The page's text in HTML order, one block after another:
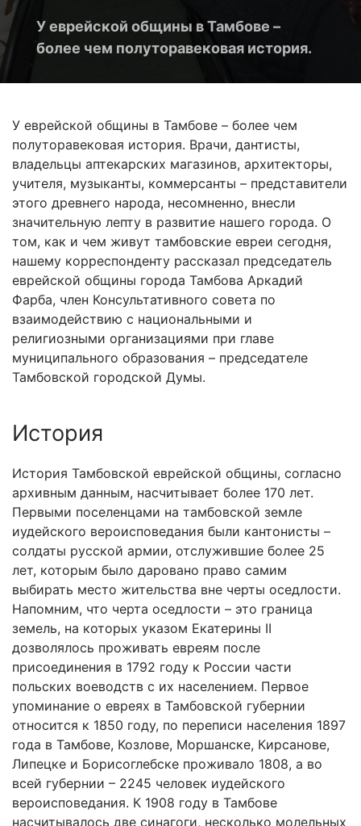
У еврейской общины в Тамбове –
более чем полуторавековая история.
У еврейской общины в Тамбове – более чем
полуторавековая история. Врачи, дантисты,
владельцы аптекарских магазинов, архитекторы,
учителя, музыканты, коммерсанты – представители
этого древнего народа, несомненно, внесли
значительную лепту в развитие нашего города. О
том, как и чем живут тамбовские евреи сегодня,
нашему корреспонденту рассказал председатель
еврейской общины города Тамбова Аркадий
Фарба, член Консультативного совета по
взаимодействию с национальными и
религиозными организациями при главе
муниципального образования – председателе
Тамбовской городской Думы.
История
История Тамбовской еврейской общины, согласно
архивным данным, насчитывает более 170 лет.
Первыми поселенцами на тамбовской земле
иудейского вероисповедания были кантонисты –
солдаты русской армии, отслужившие более 25
лет, которым было даровано право самим
выбирать место жительства вне черты оседлости.
Напомним, что черта оседлости – это граница
земель, на которых указом Екатерины II
дозволялось проживать евреям после
присоединения в 1792 году к России части
польских воеводств с их населением. Первое
упоминание о евреях в Тамбовской губернии
относится к 1850 году, по переписи населения 1897
года в Тамбове, Козлове, Моршанске, Кирсанове,
Липецке и Борисоглебске проживало 1808, а во
всей губернии – 2245 человек иудейского
вероисповедания. К 1908 году в Тамбове
насчитывалось две синагоги, несколько молельных